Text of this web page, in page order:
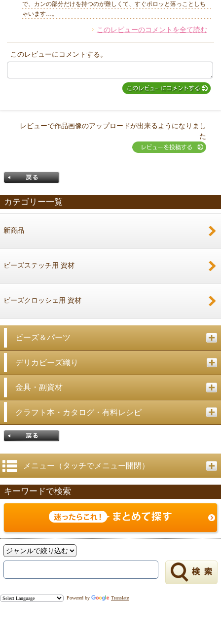
他のお客様からのコメント
で、カンの部分だけを持つのが難しくて、すぐポロッと落っことしち
ゃいます…。
このレビューのコメントを全て読む
このレビューにコメントする。
レビューで作品画像のアップロードが出来るようになりまし
た
カテゴリー一覧
新商品
ビーズステッチ用 資材
ビーズクロッシェ用 資材
ビーズ＆パーツ
デリカビーズ織り
金具・副資材
クラフト本・カタログ・有料レシピ
戻る
メニュー（タッチでメニュー開閉）
キーワードで検索
Powered by Translate